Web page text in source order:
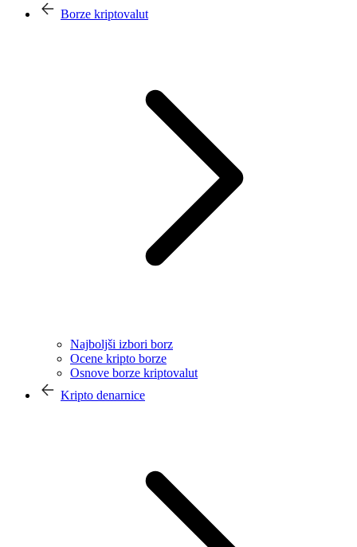
Borze kriptovalut
Najboljši izbori borz
Ocene kripto borze
Osnove borze kriptovalut
Kripto denarnice